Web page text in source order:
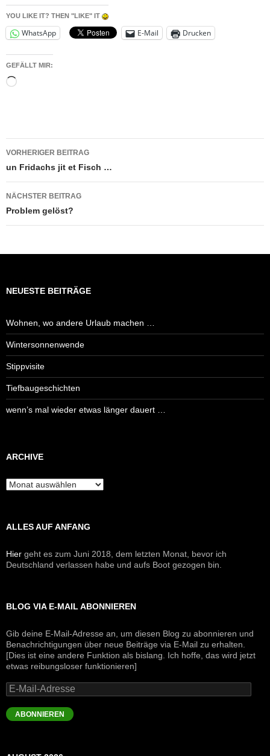
YOU LIKE IT? THEN "LIKE" IT
WhatsApp E-Mail Drucken
GEFÄLLT MIR:
Wird
Beitragsnavigation
VORHERIGER BEITRAG
un Fridachs jit et Fisch …
NÄCHSTER BEITRAG
Problem gelöst?
NEUESTE BEITRÄGE
Wohnen, wo andere Urlaub machen …
Wintersonnenwende
Stippvisite
Tiefbaugeschichten
wenn’s mal wieder etwas länger dauert …
ARCHIVE
Archive
ALLES AUF ANFANG
Hier geht es zum Juni 2018, dem letzten Monat, bevor ich
Deutschland verlassen habe und aufs Boot gezogen bin.
BLOG VIA E-MAIL ABONNIEREN
Gib deine E-Mail-Adresse an, um diesen Blog zu abonnieren und
Benachrichtigungen über neue Beiträge via E-Mail zu erhalten.
[Dies ist eine andere Funktion als bislang. Ich hoffe, das wird jetzt
etwas reibungsloser funktionieren]
E-
Mail-
Adresse
ABONNIEREN